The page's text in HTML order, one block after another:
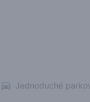
Jednoduché